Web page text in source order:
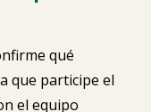
qué
que participe el
el equipo